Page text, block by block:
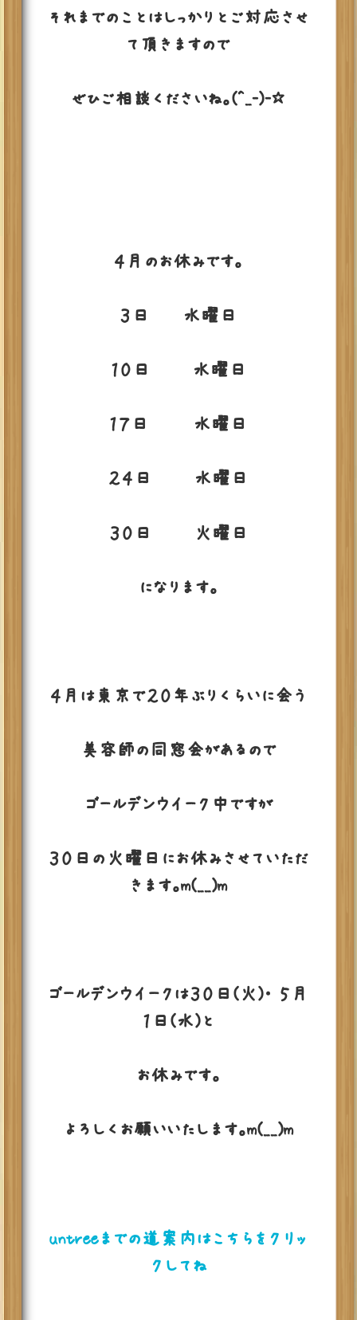
それまでのことはしっかりとご対応させ
て頂きますので
ぜひご相談くださいね。(^_-)-☆
４月のお休みです。
３日 水曜日
１０日 水曜日
１７日 水曜日
２４日 水曜日
３０日 火曜日
になります。
４月は東京で２０年ぶりくらいに会う
美容師の同窓会があるので
ゴールデンウイーク中ですが
３０日の火曜日にお休みさせていただ
きます。m(__)m
ゴールデンウイークは３０日(火)・ ５月
１日(水)と
お休みです。
よろしくお願いいたします。m(__)m
untreeまでの道案内はこちらをクリッ
クしてね